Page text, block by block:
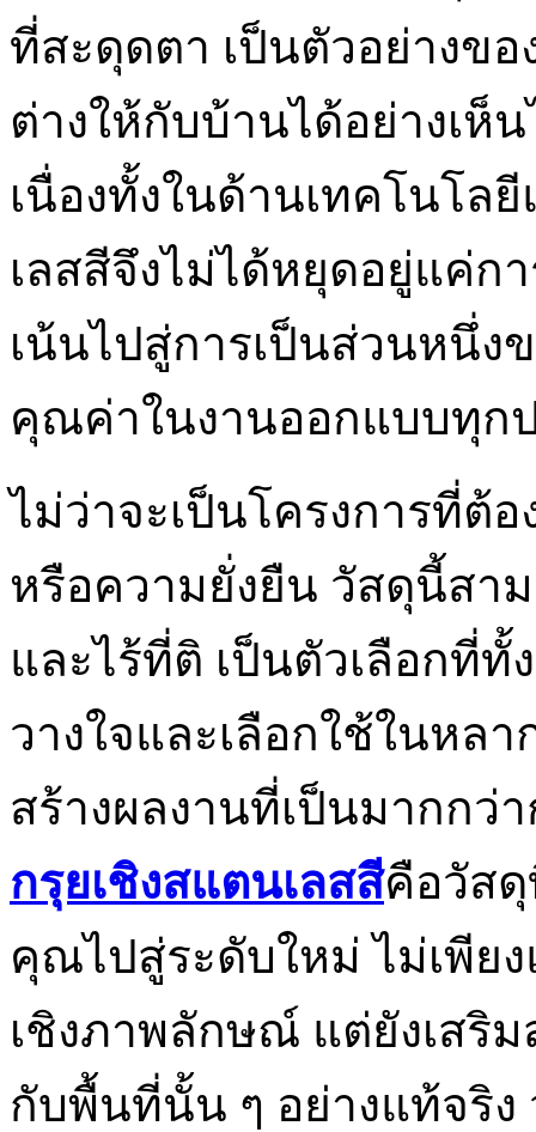
ที่สะดุดตา เป็นตัวอย่างข
ต่างให้กับบ้านได้อย่างเห็
เนื่องทั้งในด้านเทคโนโล
เลสสีจึงไม่ได้หยุดอยู่แค่ก
เน้นไปสู่การเป็นส่วนหนึ่ง
คุณค่าในงานออกแบบทุก
ไม่ว่าจะเป็นโครงการที่ต้
หรือความยั่งยืน วัสดุนี้สา
และไร้ที่ติ เป็นตัวเลือกที่
วางใจและเลือกใช้ในหล
สร้างผลงานที่เป็นมากกว่
กรุยเชิงสแตนเลสสีคือวัส
คุณไปสู่ระดับใหม่ ไม่เพีย
เชิงภาพลักษณ์ แต่ยังเสริ
กับพื้นที่นั้น ๆ อย่างแท้จริ